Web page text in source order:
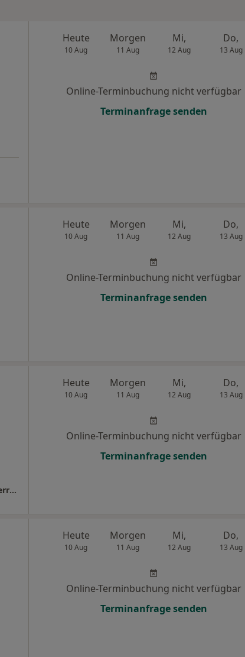
Heute
10 Aug
Morgen
11 Aug
Mi,
12 Aug
Do,
13 Aug
Online-Terminbuchung nicht verfügbar
Terminanfrage senden
Heute
10 Aug
Morgen
11 Aug
Mi,
12 Aug
Do,
13 Aug
Online-Terminbuchung nicht verfügbar
Terminanfrage senden
Praxis für Medizin & Ästhetik Dr.med. Corinna Herrmann
Heute
10 Aug
Morgen
11 Aug
Mi,
12 Aug
Do,
13 Aug
Online-Terminbuchung nicht verfügbar
Terminanfrage senden
Heute
10 Aug
Morgen
11 Aug
Mi,
12 Aug
Do,
13 Aug
Online-Terminbuchung nicht verfügbar
Terminanfrage senden